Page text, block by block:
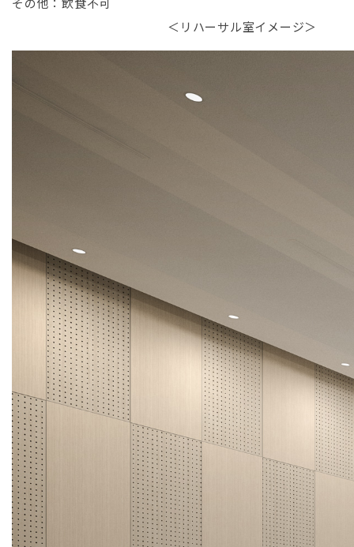
＜リハーサル室イメージ＞